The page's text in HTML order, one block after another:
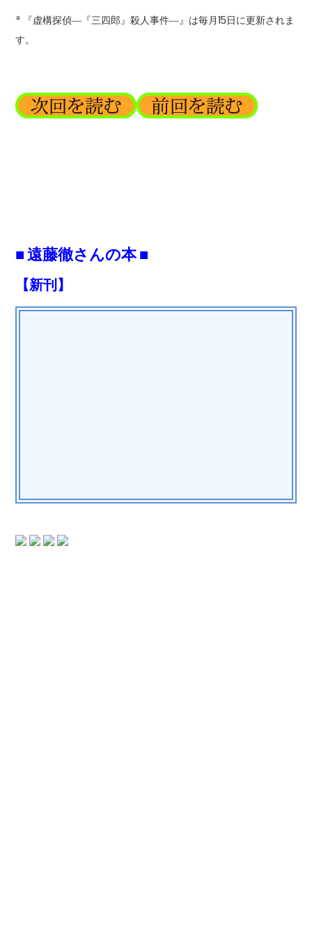
* 『虚構探偵―『三四郎』殺人事件―』は毎月15日に更新されま
す。
■ 遠藤徹さんの本 ■
【新刊】